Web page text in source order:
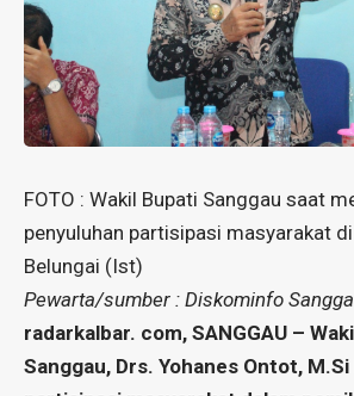
FOTO : Wakil Bupati Sanggau saat
penyuluhan partisipasi masyarakat
Belungai (Ist)
Pewarta/sumber : Diskominfo
radarkalbar. com, SANGGAU –
Sanggau, Drs. Yohanes Ontot,